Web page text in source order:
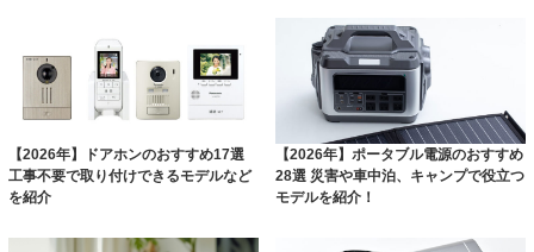
【2026年】ドアホンのおすすめ17選
工事不要で取り付けできるモデルなど
を紹介
【2026年】ポータブル電源のおすすめ
28選 災害や車中泊、キャンプで役立つ
モデルを紹介！